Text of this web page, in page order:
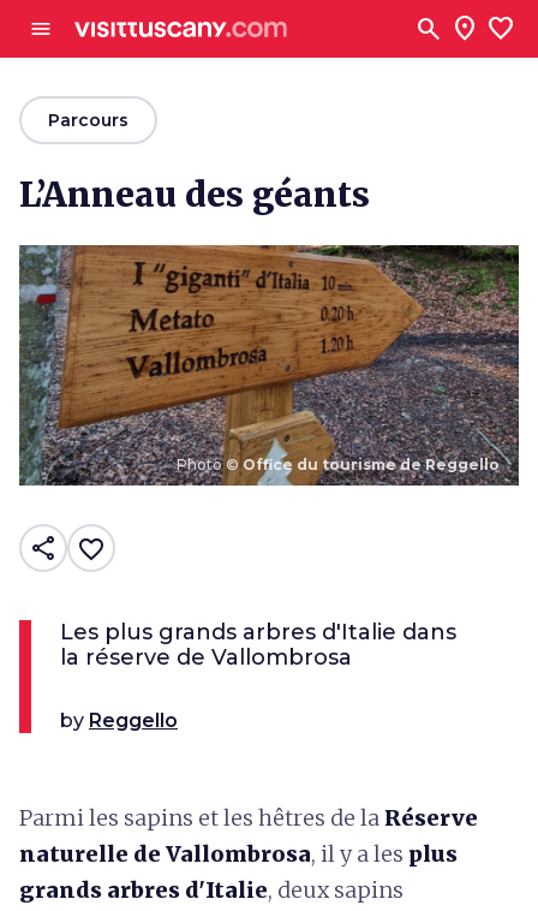
menu search location_on favorite
arrow_backParcours
L’Anneau des géants
Photo © Office du tourisme de Reggello
share favorite_border
Les plus grands arbres d'Italie dans
la réserve de Vallombrosa
by Reggello
Parmi les sapins et les hêtres de la Réserve
naturelle de Vallombrosa, il y a les plus
grands arbres d'Italie, deux sapins